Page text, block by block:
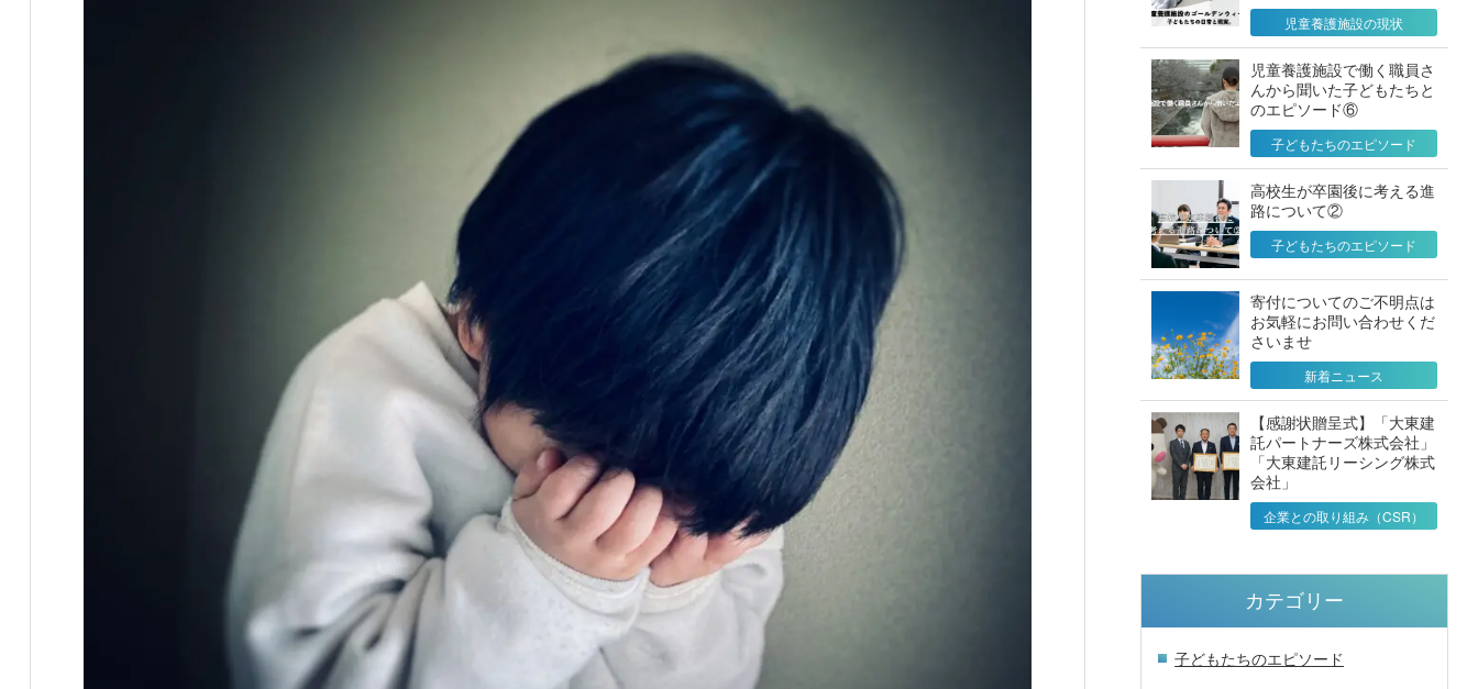
児童養護施設の現状
児童養護施設で働く職員さ
んから聞いた子どもたちと
のエピソード⑥
子どもたちのエピソード
高校生が卒園後に考える進
路について②
子どもたちのエピソード
寄付についてのご不明点は
お気軽にお問い合わせくだ
さいませ
新着ニュース
【感謝状贈呈式】「大東建
託パートナーズ株式会社」
「大東建託リーシング株式
会社」
企業との取り組み（CSR）
カテゴリー
子どもたちのエピソード